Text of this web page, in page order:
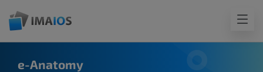
e-Anatomy